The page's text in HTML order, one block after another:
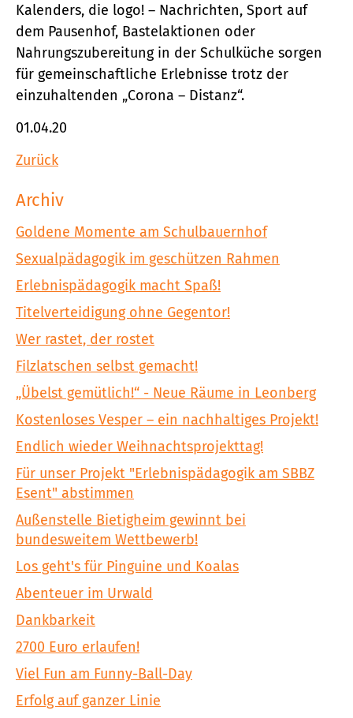
Kalenders, die logo! – Nachrichten, Sport auf
dem Pausenhof, Bastelaktionen oder
Nahrungszubereitung in der Schulküche sorgen
für gemeinschaftliche Erlebnisse trotz der
einzuhaltenden „Corona – Distanz“.
01.04.20
Zurück
Archiv
Goldene Momente am Schulbauernhof
Sexualpädagogik im geschützen Rahmen
Erlebnispädagogik macht Spaß!
Titelverteidigung ohne Gegentor!
Wer rastet, der rostet
Filzlatschen selbst gemacht!
„Übelst gemütlich!“ - Neue Räume in Leonberg
Kostenloses Vesper – ein nachhaltiges Projekt!
Endlich wieder Weihnachtsprojekttag!
Für unser Projekt "Erlebnispädagogik am SBBZ
Esent" abstimmen
Außenstelle Bietigheim gewinnt bei
bundesweitem Wettbewerb!
Los geht's für Pinguine und Koalas
Abenteuer im Urwald
Dankbarkeit
2700 Euro erlaufen!
Viel Fun am Funny-Ball-Day
Erfolg auf ganzer Linie